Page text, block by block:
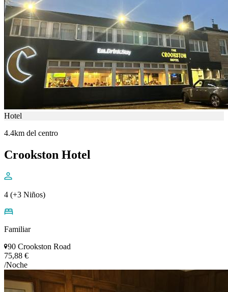
Hotel
4.4km del centro
Crookston Hotel
4 (+3 Niños)
Familiar
90 Crookston Road
75,88 €
/Noche